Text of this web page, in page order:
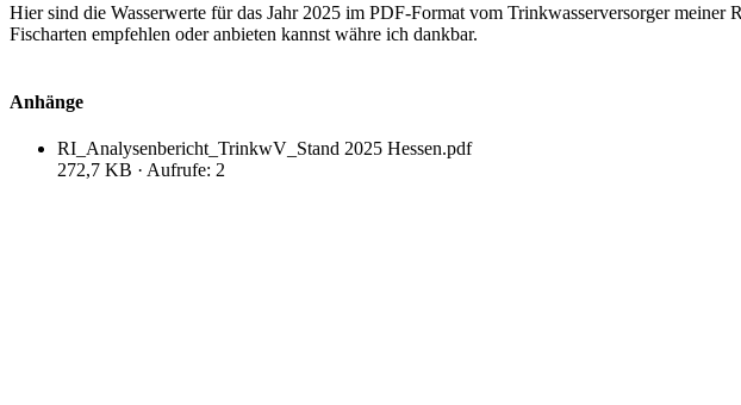
Hier sind die Wasserwerte für das Jahr 2025 im PDF-Format vom Trinkwasserversorger
Fischarten empfehlen oder anbieten kannst währe ich dankbar.
Anhänge
RI_Analysenbericht_TrinkwV_Stand 2025 Hessen.pdf
272,7 KB · Aufrufe: 2